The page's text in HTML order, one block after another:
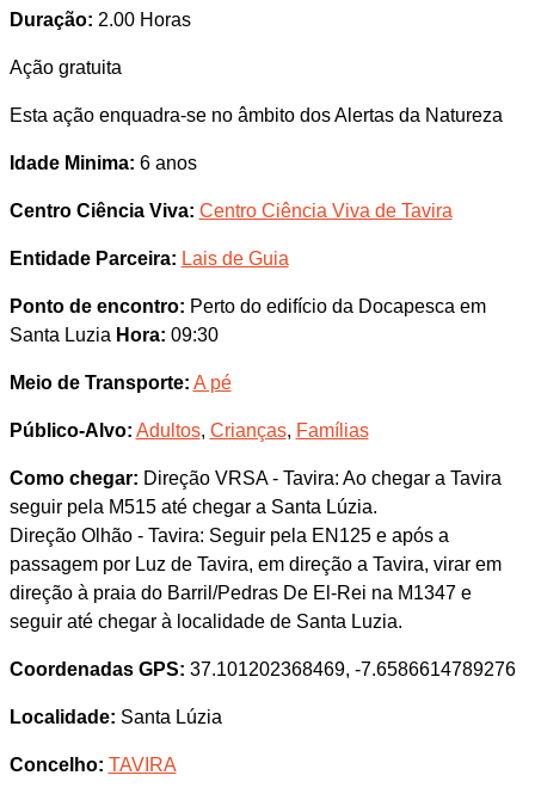
Duração: 2.00 Horas
Ação gratuita
Esta ação enquadra-se no âmbito dos Alertas da Natureza
Idade Minima: 6 anos
Centro Ciência Viva: Centro Ciência Viva de Tavira
Entidade Parceira: Lais de Guia
Ponto de encontro: Perto do edifício da Docapesca em
Santa Luzia Hora: 09:30
Meio de Transporte: A pé
Público-Alvo: Adultos, Crianças, Famílias
Como chegar: Direção VRSA - Tavira: Ao chegar a Tavira
seguir pela M515 até chegar a Santa Lúzia.
Direção Olhão - Tavira: Seguir pela EN125 e após a
passagem por Luz de Tavira, em direção a Tavira, virar em
direção à praia do Barril/Pedras De El-Rei na M1347 e
seguir até chegar à localidade de Santa Luzia.
Coordenadas GPS: 37.101202368469, -7.6586614789276
Localidade: Santa Lúzia
Concelho: TAVIRA